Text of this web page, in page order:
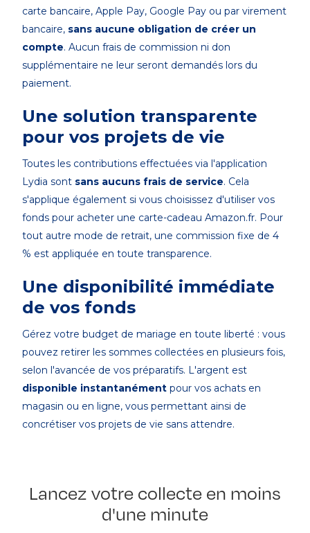
carte bancaire, Apple Pay, Google Pay ou par virement
bancaire, sans aucune obligation de créer un
compte. Aucun frais de commission ni don
supplémentaire ne leur seront demandés lors du
paiement.
Une solution transparente
pour vos projets de vie
Toutes les contributions effectuées via l'application
Lydia sont sans aucuns frais de service. Cela
s'applique également si vous choisissez d'utiliser vos
fonds pour acheter une carte-cadeau Amazon.fr. Pour
tout autre mode de retrait, une commission fixe de 4
% est appliquée en toute transparence.
Une disponibilité immédiate
de vos fonds
Gérez votre budget de mariage en toute liberté : vous
pouvez retirer les sommes collectées en plusieurs fois,
selon l'avancée de vos préparatifs. L'argent est
disponible instantanément pour vos achats en
magasin ou en ligne, vous permettant ainsi de
concrétiser vos projets de vie sans attendre.
Lancez votre collecte en moins
d'une minute